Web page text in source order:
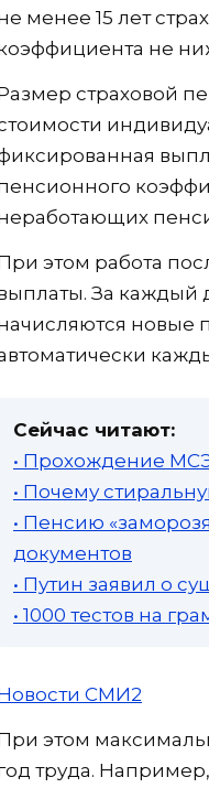
менее 15 лет
не
страховой
этом работа
За каждый
новые
Сейчас читают:
• Прохождение
• Почему
• Пенсию
документов
• Путин заявил о
• 1000 тестов на
СМИ2
этом
труда.